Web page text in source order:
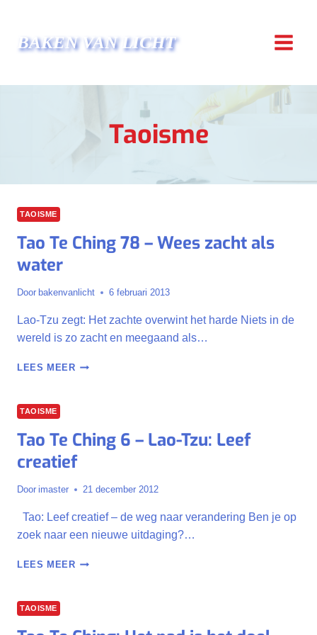
inhoudBAKEN VAN LICHT
Taoisme
TAOISME
Tao Te Ching 78 – Wees zacht als
water
Door bakenvanlicht 6 februari 2013
Lao-Tzu zegt: Het zachte overwint het harde Niets in de
wereld is zo zacht en meegaand als…
LEES MEERTAO
WEES
ZACHT
ALS
TAOISME
Tao Te Ching 6 – Lao-Tzu: Leef
creatief
Door imaster 21 december 2012
Tao: Leef creatief – de weg naar verandering Ben je op
zoek naar een nieuwe uitdaging?…
LEES MEERTAO
LAO-
TAOISME